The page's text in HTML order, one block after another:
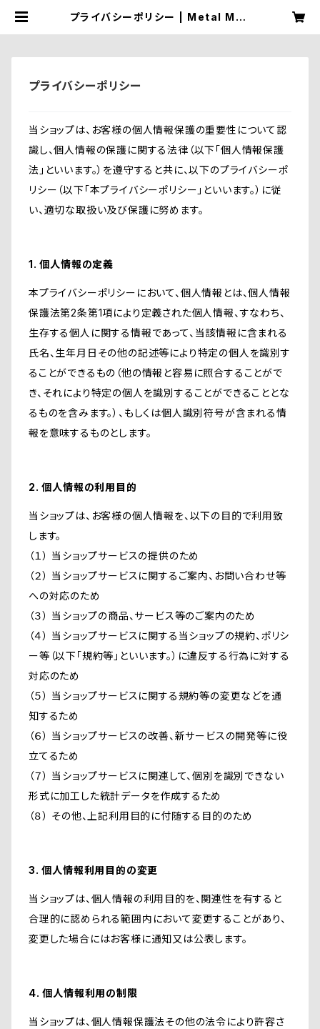
プライバシーポリシー | Metal Man
プライバシーポリシー
当ショップは、お客様の個人情報保護の重要性について認
識し、個人情報の保護に関する法律（以下「個人情報保護
法」といいます。）を遵守すると共に、以下のプライバシーポ
リシー（以下「本プライバシーポリシー」といいます。）に従
い、適切な取扱い及び保護に努めます。
1. 個人情報の定義
本プライバシーポリシーにおいて、個人情報とは、個人情報
保護法第2条第1項により定義された個人情報、すなわち、
生存する個人に関する情報であって、当該情報に含まれる
氏名、生年月日その他の記述等により特定の個人を識別す
ることができるもの（他の情報と容易に照合することがで
き、それにより特定の個人を識別することができることとな
るものを含みます。）、もしくは個人識別符号が含まれる情
報を意味するものとします。
2. 個人情報の利用目的
当ショップは、お客様の個人情報を、以下の目的で利用致
します。
（１） 当ショップサービスの提供のため
（２） 当ショップサービスに関するご案内、お問い合わせ等
への対応のため
（３） 当ショップの商品、サービス等のご案内のため
（４） 当ショップサービスに関する当ショップの規約、ポリシ
ー等（以下「規約等」といいます。）に違反する行為に対する
対応のため
（５） 当ショップサービスに関する規約等の変更などを通
知するため
（６） 当ショップサービスの改善、新サービスの開発等に役
立てるため
（７） 当ショップサービスに関連して、個別を識別できない
形式に加工した統計データを作成するため
（８） その他、上記利用目的に付随する目的のため
3. 個人情報利用目的の変更
当ショップは、個人情報の利用目的を、関連性を有すると
合理的に認められる範囲内において変更することがあり、
変更した場合にはお客様に通知又は公表します。
4. 個人情報利用の制限
当ショップは、個人情報保護法その他の法令により許容さ